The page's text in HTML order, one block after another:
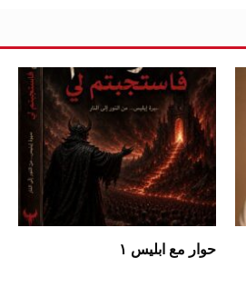
حوار مع ابليس ١